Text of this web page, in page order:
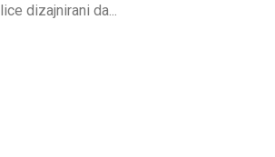
dizajnirani da...